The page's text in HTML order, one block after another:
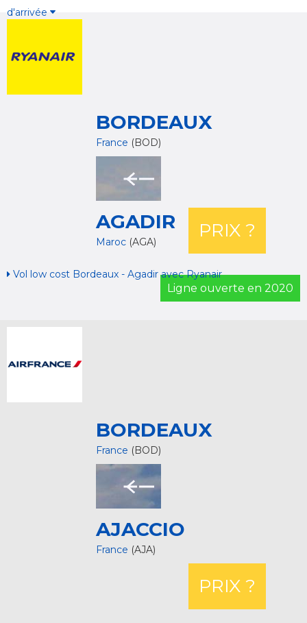
d'arrivée
BORDEAUX
France (BOD)
AGADIR
Maroc (AGA)
PRIX ?
Vol low cost Bordeaux - Agadir avec Ryanair
Ligne ouverte en 2020
BORDEAUX
France (BOD)
AJACCIO
France (AJA)
PRIX ?